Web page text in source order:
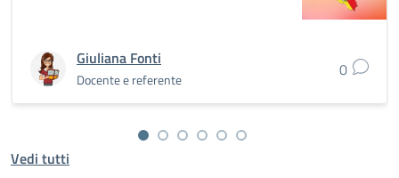
Giuliana Fonti
Docente e referente 0
Vedi tutti